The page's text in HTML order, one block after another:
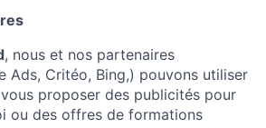
, nous et nos partenaires
Ads, Critéo, Bing,) pouvons utiliser
proposer des publicités pour
ou des offres de formations